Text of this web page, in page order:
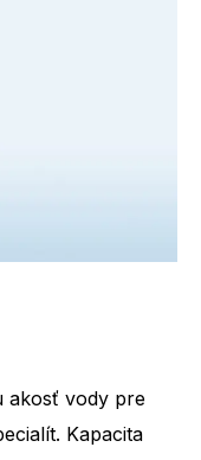
akosť vody pre
Kapacita